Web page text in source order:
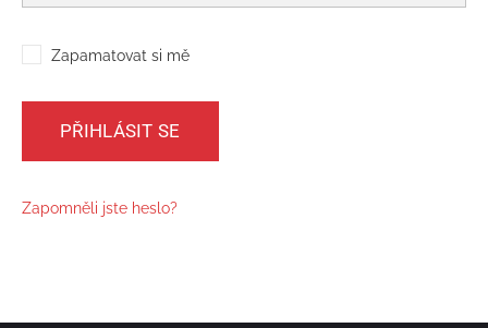
Zapamatovat si mě
Zapomněli jste heslo?